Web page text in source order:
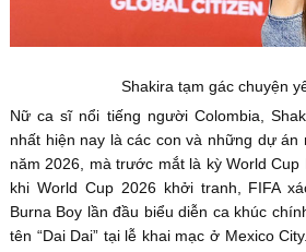
Shakira tạm gác chuyện
Nữ ca sĩ nổi tiếng người Colombia,
nhất hiện nay là các con và những dự án
năm 2026, mà trước mắt là kỳ World
khi World Cup 2026 khởi tranh, FIFA
Burna Boy lần đầu biểu diễn ca khúc
tên “Dai Dai” tại lễ khai mạc ở Mexico